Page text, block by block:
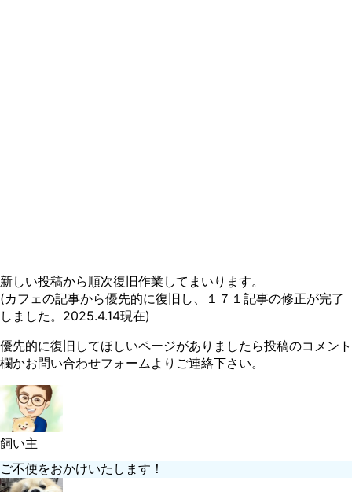
新しい投稿から順次復旧作業してまいります。
(カフェの記事から優先的に復旧し、１７１記事の修正が完了
しました。2025.4.14現在)
優先的に復旧してほしいページがありましたら投稿のコメント
欄かお問い合わせフォームよりご連絡下さい。
飼い主
ご不便をおかけいたします！